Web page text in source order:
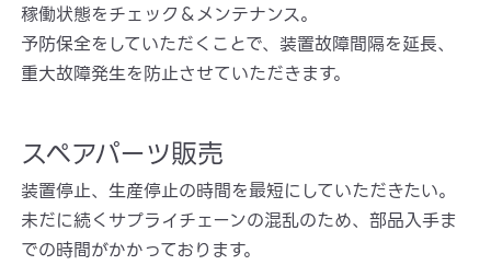
稼働状態をチェック＆メンテナンス。
予防保全をしていただくことで、装置故障間隔を延長、
重大故障発生を防止させていただきます。
スペアパーツ販売
装置停止、生産停止の時間を最短にしていただきたい。
未だに続くサプライチェーンの混乱のため、部品入手ま
での時間がかかっております。